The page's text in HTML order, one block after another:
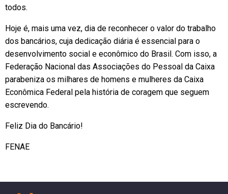
todos.
Hoje é, mais uma vez, dia de reconhecer o valor do trabalho
dos bancários, cuja dedicação diária é essencial para o
desenvolvimento social e econômico do Brasil. Com isso, a
Federação Nacional das Associações do Pessoal da Caixa
parabeniza os milhares de homens e mulheres da Caixa
Econômica Federal pela história de coragem que seguem
escrevendo.
Feliz Dia do Bancário!
FENAE